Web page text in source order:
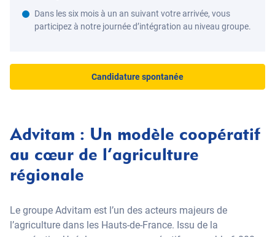
Dans les six mois à un an suivant votre arrivée, vous
participez à notre journée d’intégration au niveau groupe.
Candidature spontanée
Advitam : Un modèle coopératif
au cœur de l’agriculture
régionale
Le groupe Advitam est l’un des acteurs majeurs de
l’agriculture dans les Hauts-de-France. Issu de la